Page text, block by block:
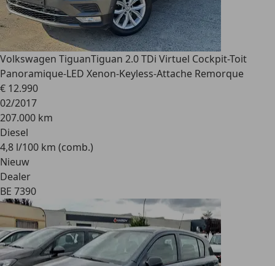
Volkswagen TiguanTiguan 2.0 TDi Virtuel Cockpit-Toit
Panoramique-LED Xenon-Keyless-Attache Remorque
€ 12.990
02/2017
207.000 km
Diesel
4,8 l/100 km (comb.)
Nieuw
Dealer
BE 7390